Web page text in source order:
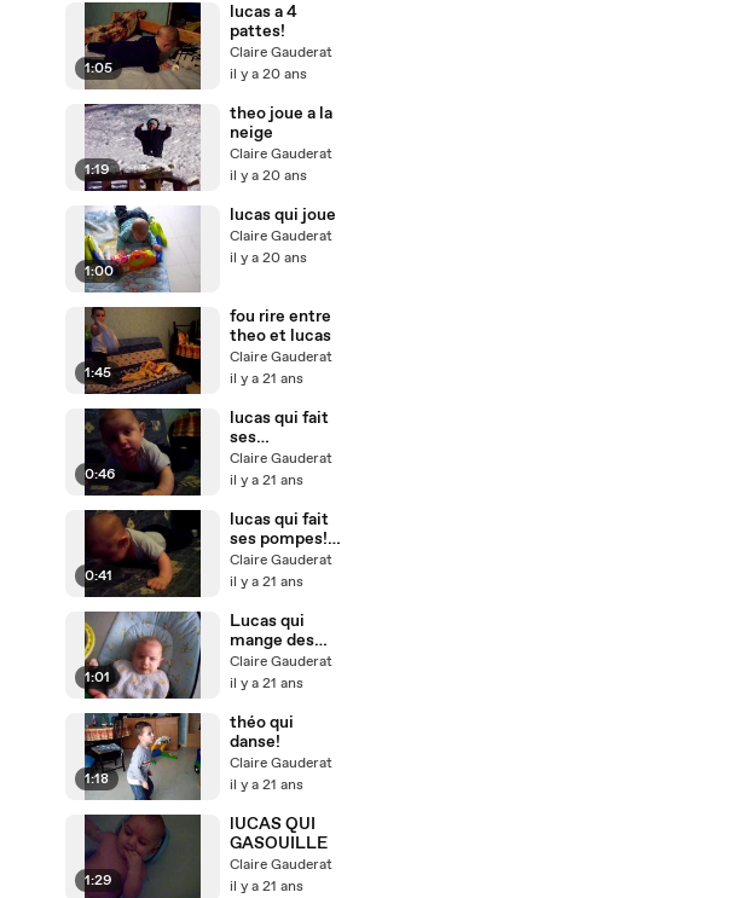
1:05
lucas a 4
pattes!
Claire Gauderat
il y a 20 ans
1:19
theo joue a la
neige
Claire Gauderat
il y a 20 ans
1:00
lucas qui joue
Claire Gauderat
il y a 20 ans
1:45
fou rire entre
theo et lucas
Claire Gauderat
il y a 21 ans
0:46
lucas qui fait
ses
pompes!!!2 lol
Claire Gauderat
il y a 21 ans
0:41
lucas qui fait
ses pompes!!
lol
Claire Gauderat
il y a 21 ans
1:01
Lucas qui
mange des
epinards!!!!
Claire Gauderat
il y a 21 ans
1:18
théo qui
danse!
Claire Gauderat
il y a 21 ans
1:29
lUCAS QUI
GASOUILLE
Claire Gauderat
il y a 21 ans